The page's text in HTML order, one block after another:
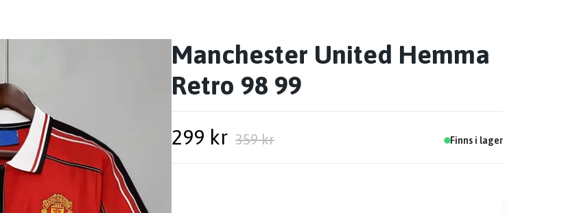
Manchester United Hemma
Retro 98 99
299 kr 359 kr Finns i lager